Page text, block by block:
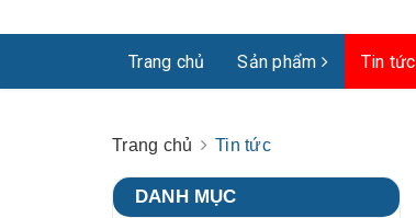
Trang chủ Sản phẩm Tin tức
Trang chủ Tin tức
DANH MỤC